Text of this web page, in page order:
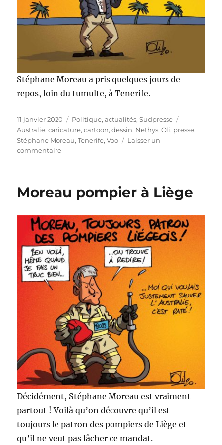
Stéphane Moreau a pris quelques jours de
repos, loin du tumulte, à Tenerife.
Publié
le
11 janvier 2020 Catégories
Politique, actualités,Sudpresse
Australie,caricature,cartoon,dessin, Nethys,Oli, presse,
Stéphane Moreau,Tenerife,Voo
Laisser un
commentairesur
Moreau pompier à Liège
Décidément, Stéphane Moreau est vraiment
partout ! Voilà qu’on découvre qu’il est
toujours le patron des pompiers de Liège et
qu’il ne veut pas lâcher ce mandat.